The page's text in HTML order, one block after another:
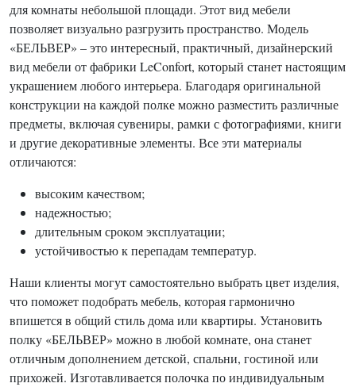
для комнаты небольшой площади. Этот вид мебели
позволяет визуально разгрузить пространство. Модель
«БЕЛЬВЕР» – это интересный, практичный, дизайнерский
вид мебели от фабрики LeConfort, который станет настоящим
украшением любого интерьера. Благодаря оригинальной
конструкции на каждой полке можно разместить различные
предметы, включая сувениры, рамки с фотографиями, книги
и другие декоративные элементы. Все эти материалы
отличаются:
высоким качеством;
надежностью;
длительным сроком эксплуатации;
устойчивостью к перепадам температур.
Наши клиенты могут самостоятельно выбрать цвет изделия,
что поможет подобрать мебель, которая гармонично
впишется в общий стиль дома или квартиры. Установить
полку «БЕЛЬВЕР» можно в любой комнате, она станет
отличным дополнением детской, спальни, гостиной или
прихожей. Изготавливается полочка по индивидуальным